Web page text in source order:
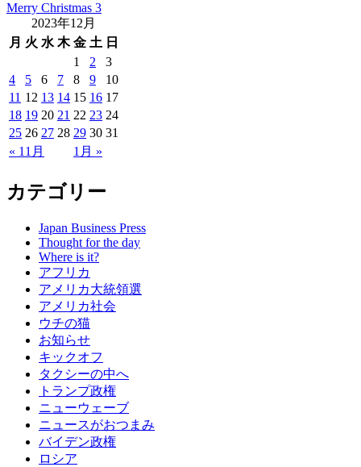
Merry Christmas 3
2023年12月
月 火 水 木 金 土 日
« 11月 1月 »
1 2
3
4
5 6 7 8 9
10
11 12 13 14 15 16 17
18 19 20 21 22 23 24
25 26 27 28 29 30 31
カテゴリー
Japan Business Press
Thought for the day
Where is it?
アフリカ
アメリカ大統領選
アメリカ社会
ウチの猫
お知らせ
キックオフ
タクシーの中へ
トランプ政権
ニューウェーブ
ニュースがおつまみ
バイデン政権
ロシア